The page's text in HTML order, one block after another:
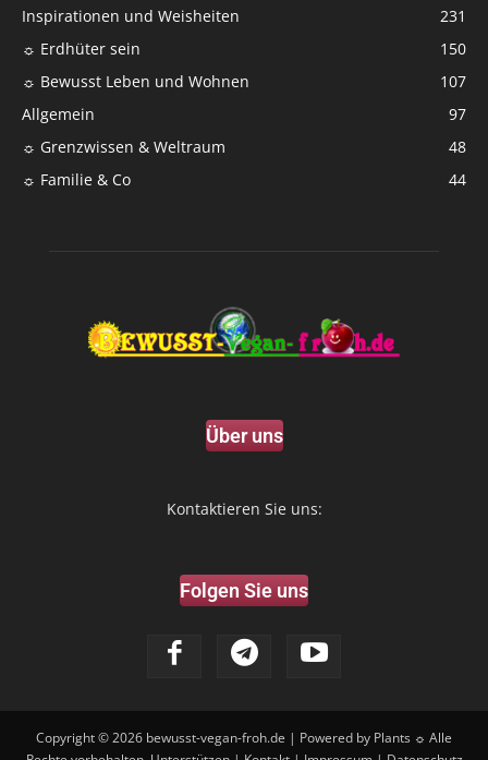
Inspirationen und Weisheiten
231
☼ Erdhüter sein
150
☼ Bewusst Leben und Wohnen
107
Allgemein
97
☼ Grenzwissen & Weltraum
48
☼ Familie & Co
44
Über uns
Kontaktieren Sie uns:
Folgen Sie uns
Copyright © 2026 bewusst-vegan-froh.de | Powered by Plants ☼ Alle